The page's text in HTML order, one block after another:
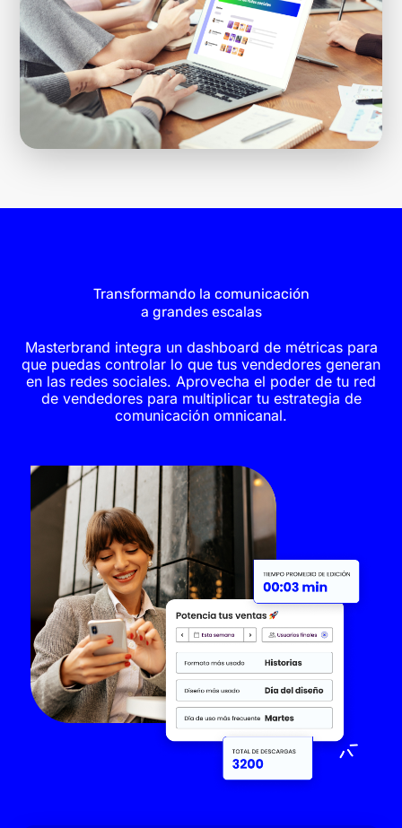
Transformando la comunicación
a grandes escalas
Masterbrand integra un dashboard de métricas para
que puedas controlar lo que tus vendedores generan
en las redes sociales. Aprovecha el poder de tu red
de vendedores para multiplicar tu estrategia de
comunicación omnicanal.